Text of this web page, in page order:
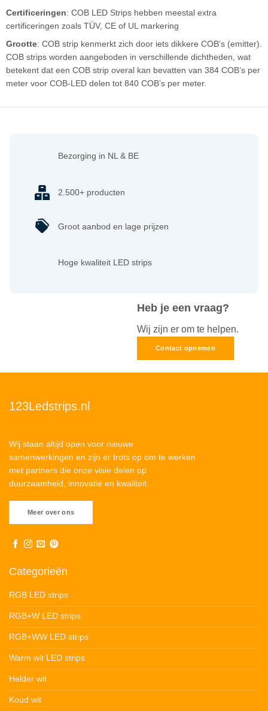
Certificeringen: COB LED Strips hebben meestal extra
certificeringen zoals TÜV, CE of UL markering
Grootte: COB strip kenmerkt zich door iets dikkere COB’s (emitter).
COB strips worden aangeboden in verschillende dichtheden, wat
betekent dat een COB strip overal kan bevatten van 384 COB’s per
meter voor COB-LED delen tot 840 COB’s per meter.
Heb je een vraag?
Wij zijn er om te helpen.
Contact opnemen
Bezorging in NL & BE
2.500+ producten
Groot aanbod en lage prijzen
Hoge kwaliteit LED strips
123Ledstrips.nl
Wij staan altijd open voor nieuwe
samenwerkingen en zijn er trots op om te werken
met partners die onze visie delen op
duurzaamheid, innovatie en kwaliteit.
Meer over ons
Categorieën
RGB LED strips
RGB+W LED strips
RGB+WW LED strips
Warm wit LED strips
Helder wit
Koud wit